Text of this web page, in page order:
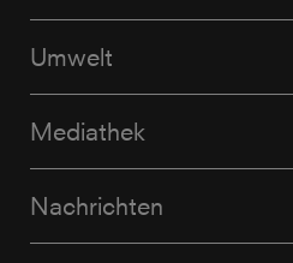
Umwelt
Mediathek
Nachrichten